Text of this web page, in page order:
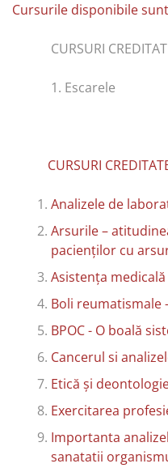
Cursurile disponibile
CURSURI
1. Escarele
CURSURI
Analizele de
Arsurile –
pacienților cu
Asistența
Boli reumatismale
BPOC - O boală
Cancerul si
Etică și
Exercitarea
Importanta
sanatatii